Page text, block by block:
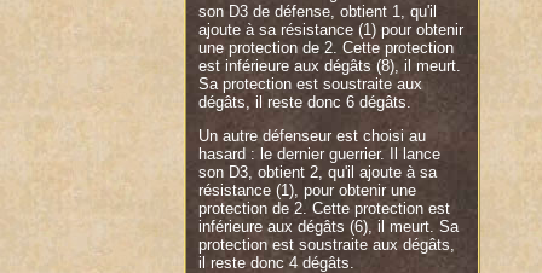
son D3 de défense, obtient 1, qu'il
ajoute à sa résistance (1) pour obtenir
une protection de 2. Cette protection
est inférieure aux dégâts (8), il meurt.
Sa protection est soustraite aux
dégâts, il reste donc 6 dégâts.
Un autre défenseur est choisi au
hasard : le dernier guerrier. Il lance
son D3, obtient 2, qu'il ajoute à sa
résistance (1), pour obtenir une
protection de 2. Cette protection est
inférieure aux dégâts (6), il meurt. Sa
protection est soustraite aux dégâts,
il reste donc 4 dégâts.